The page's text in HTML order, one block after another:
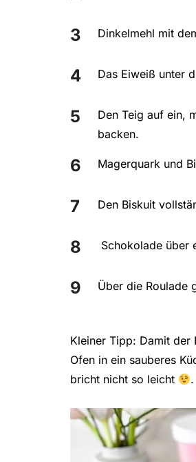
Dinkelmehl mit
Das Eiweiß unter
Den Teig auf ein,
backen.
Magerquark und
Den Biskuit
Schokolade über
Über die Roulade
Kleiner Tipp: Damit der
Ofen in ein sauberes
bricht nicht so leicht
.